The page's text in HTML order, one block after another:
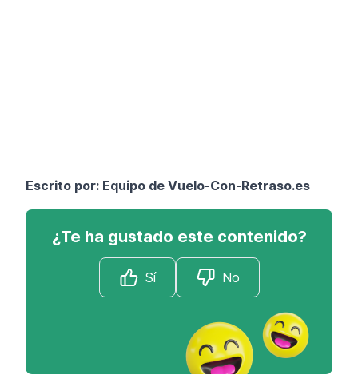
Escrito por: Equipo de Vuelo-Con-Retraso.es
¿Te ha gustado este contenido?
Sí No